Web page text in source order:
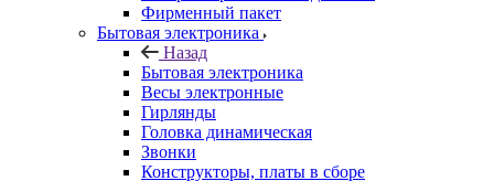
Фирменный пакет
Бытовая электроника
Назад
Бытовая электроника
Весы электронные
Гирлянды
Головка динамическая
Звонки
Конструкторы, платы в сборе